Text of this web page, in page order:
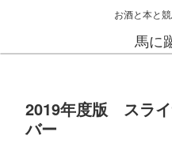
お酒と本と
馬に
2019年度版 スライ
バー